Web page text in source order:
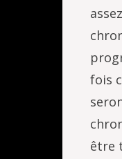
fois
être